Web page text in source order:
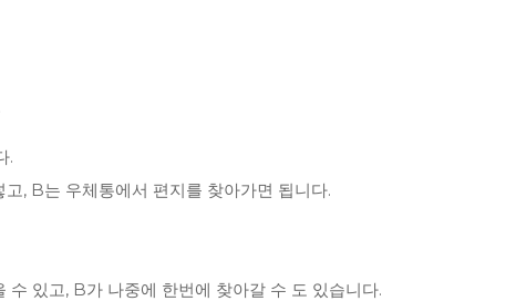
.
, B는 우체통에서 편지를 찾아가면 됩니다.
있고, B가 나중에 한번에 찾아갈 수 도 있습니다.